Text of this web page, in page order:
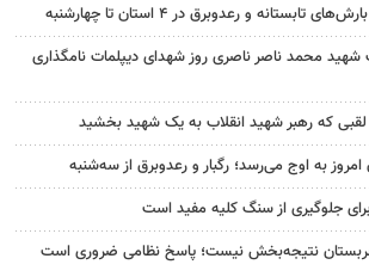
تابستانه و رعدوبرق در ۴ استان تا چهارشنبه
شهید محمد ناصر ناصری روز شهدای دیپلمات نامگذاری
که رهبر شهید انقلاب به یک شهید بخشید
به اوج می‌رسد؛ رگبار و رعدوبرق از سه‌شنبه
برای جلوگیری از سنگ کلیه مفید است
عربستان نتیجه‌بخش نیست؛ پاسخ نظامی ضروری است